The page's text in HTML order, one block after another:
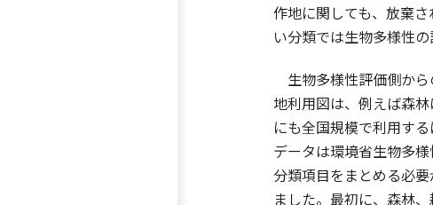
作地に関しても、放棄
い分類では生物多様性の
生物多様性評価側か
地利用図は、例えば森
にも全国規模で利用す
データは環境省生物多
分類項目をまとめる必
ました。最初に、森林